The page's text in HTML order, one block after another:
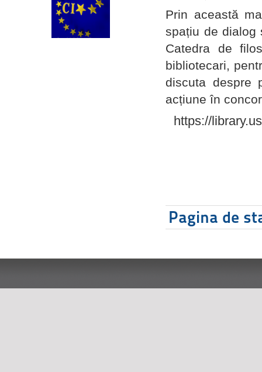
Prin această
spațiu de dialog
Catedra de
bibliotecari,
discuta despre
acțiune în
https://
Pagina de